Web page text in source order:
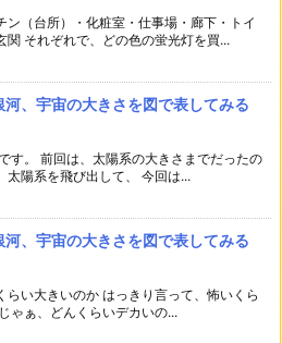
ン（台所）・化粧室・仕事場・廊下・トイ
関 それぞれで、どの色の蛍光灯を買...
河、宇宙の大きさを図で表してみる
す。 前回は、太陽系の大きさまでだったの
太陽系を飛び出して、 今回は...
河、宇宙の大きさを図で表してみる
らい大きいのか はっきり言って、怖いくら
ゃぁ、どんくらいデカいの...